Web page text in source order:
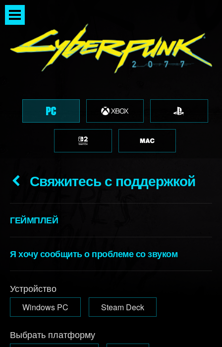
Свяжитесь с поддержкой
ГЕЙМПЛЕЙ
Я хочу сообщить о проблеме со звуком
Устройство
Windows PC Steam Deck
Выбрать платформу